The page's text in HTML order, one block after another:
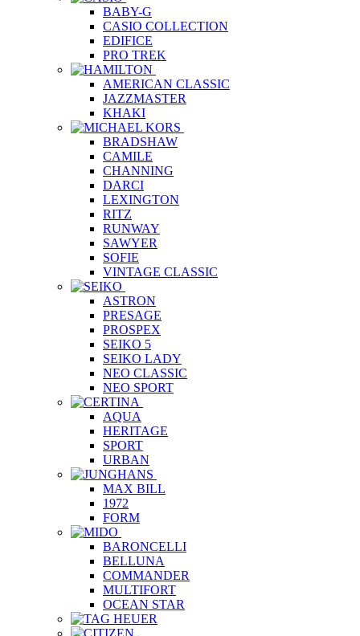
BABY-G
CASIO COLLECTION
EDIFICE
PRO TREK
AMERICAN CLASSIC
JAZZMASTER
KHAKI
BRADSHAW
CAMILE
CHANNING
DARCI
LEXINGTON
RITZ
RUNWAY
SAWYER
SOFIE
VINTAGE CLASSIC
ASTRON
PRESAGE
PROSPEX
SEIKO 5
SEIKO LADY
NEO CLASSIC
NEO SPORT
AQUA
HERITAGE
SPORT
URBAN
MAX BILL
1972
FORM
BARONCELLI
BELLUNA
COMMANDER
MULTIFORT
OCEAN STAR